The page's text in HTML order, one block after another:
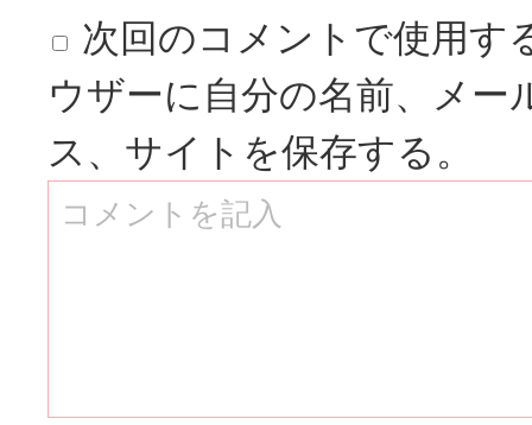
次回のコメントで使用す
ウザーに自分の名前、メー
ス、サイトを保存する。